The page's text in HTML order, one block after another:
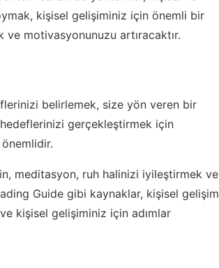
kişisel gelişiminiz için önemli bir
motivasyonunuzu artıracaktır.
belirlemek, size yön veren bir
gerçekleştirmek için
önemlidir.
meditasyon, ruh halinizi iyileştirmek ve
Guide gibi kaynaklar, kişisel gelişim
kişisel gelişiminiz için adımlar